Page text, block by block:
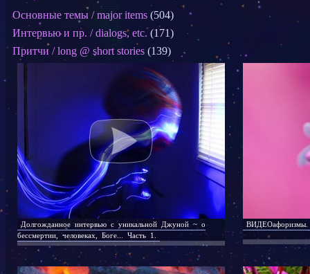
Основные темы / major items (504)
Интервью и пр. / dialogs, etc.(171)
Притчи / long @ short stories (139)
Долгожданное интервью с уникальной Джуной ~ о
бессмертии, человеках, Боге... Часть 1.
ВИДЕОафоризмы.